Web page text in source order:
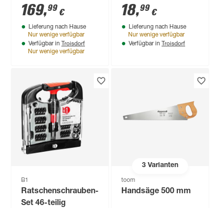
1/2" Speed 8100 SC
6 SB
169,99 €
Lieferung nach Hause
Nur wenige verfügbar
Verfügbar in Troisdorf
Nur wenige verfügbar
Stück
18,99 €
Lieferung nach Hause
Nur wenige verfügbar
Verfügbar in Troisdorf
B1
Ratschenschrauben-
Set 46-teilig
3Varianten
toom
Handsäge 500 mm